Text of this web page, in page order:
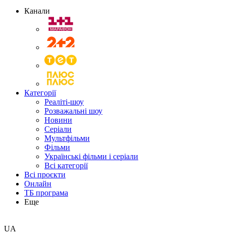
Канали
Категорії
Реаліті-шоу
Розважальні шоу
Новини
Серіали
Мультфільми
Фільми
Українські фільми і серіали
Всі категорії
Всі проєкти
Онлайн
ТБ програма
Еще
UA